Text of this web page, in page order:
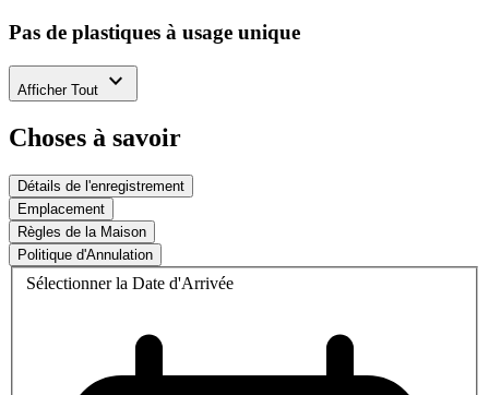
Pas de plastiques à usage unique
Afficher Tout expand_more
Choses à savoir
Détails de l'enregistrement
Emplacement
Règles de la Maison
Politique d'Annulation
Sélectionner la Date d'Arrivée